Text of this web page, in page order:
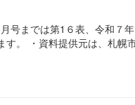
号までは第1６表、令和７
。 ・資料提供元は、札幌